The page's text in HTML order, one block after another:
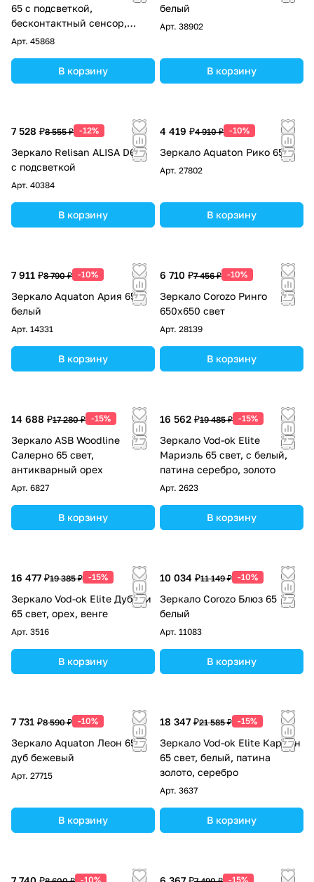
65 с подсветкой,
бесконтактный сенсор,
антизапотевание
Арт. 45868
В корзину
белый
Арт. 38902
В корзину
7 528 ₽8 555 ₽ -12%
Зеркало Relisan ALISA D645
с подсветкой
Арт. 40384
В корзину
4 419 ₽4 910 ₽ -10%
Зеркало Aquaton Рико 65
Арт. 27802
В корзину
7 911 ₽8 790 ₽ -10%
Зеркало Aquaton Ария 65
белый
Арт. 14331
В корзину
6 710 ₽7 456 ₽ -10%
Зеркало Corozo Ринго
650х650 свет
Арт. 28139
В корзину
14 688 ₽17 280 ₽ -15%
Зеркало ASB Woodline
Салерно 65 свет,
антикварный орех
Арт. 6827
В корзину
16 562 ₽19 485 ₽ -15%
Зеркало Vod-ok Elite
Мариэль 65 свет, с белый,
патина серебро, золото
Арт. 2623
В корзину
16 477 ₽19 385 ₽ -15%
Зеркало Vod-ok Elite Дубини
65 свет, орех, венге
Арт. 3516
В корзину
10 034 ₽11 149 ₽ -10%
Зеркало Corozo Блюз 65
белый
Арт. 11083
В корзину
7 731 ₽8 590 ₽ -10%
Зеркало Aquaton Леон 65
дуб бежевый
Арт. 27715
В корзину
18 347 ₽21 585 ₽ -15%
Зеркало Vod-ok Elite Кармен
65 свет, белый, патина
золото, серебро
Арт. 3637
В корзину
-10% -15%